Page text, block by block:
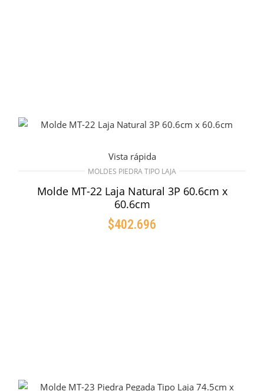
Vista rápida
MOLDES PIEDRA TIPO LAJA
Molde MT-22 Laja Natural 3P 60.6cm x
60.6cm
$402.696